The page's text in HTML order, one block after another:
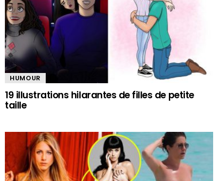
HUMOUR
19 illustrations hilarantes de filles de petite
taille